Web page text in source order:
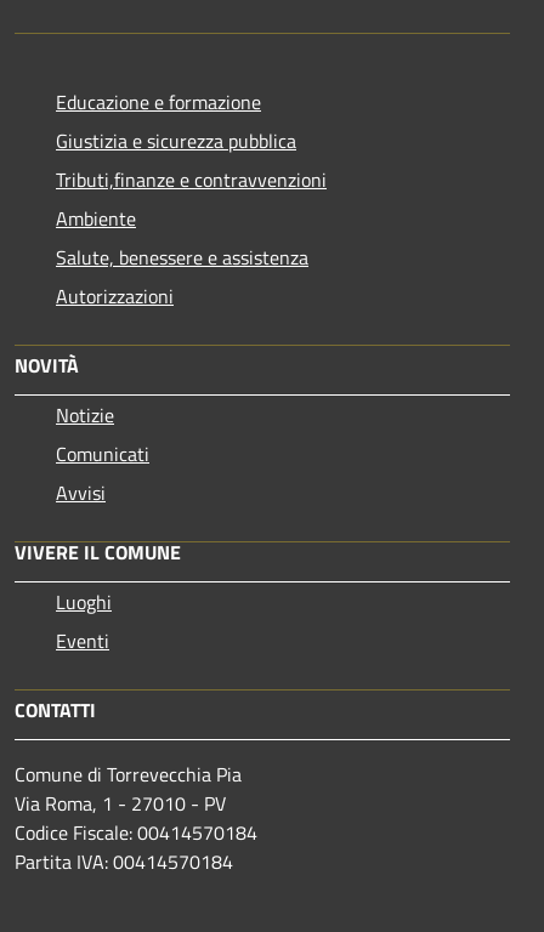
Educazione e formazione
Giustizia e sicurezza pubblica
Tributi,finanze e contravvenzioni
Ambiente
Salute, benessere e assistenza
Autorizzazioni
NOVITÀ
Notizie
Comunicati
Avvisi
VIVERE IL COMUNE
Luoghi
Eventi
CONTATTI
Comune di Torrevecchia Pia
Via Roma, 1 - 27010 - PV
Codice Fiscale: 00414570184
Partita IVA: 00414570184